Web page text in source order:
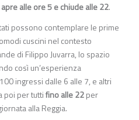
apre alle ore 5 e chiude alle 22.
possono contemplare le prime
cuscini nel contesto
di Filippo Juvarra, lo spazio
così un’esperienza
ingressi dalle 6 alle 7, e altri
poi per tuttifino alle 22per
alla Reggia.